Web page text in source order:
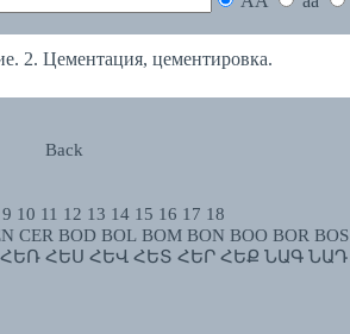
Цементация, цементировка.
Back
9 10 11 12 13 14 15 16 17 18
CER BOD BOL BOM BON BOO BOR BOS
ՀԵՌ ՀԵՍ ՀԵՎ ՀԵՏ ՀԵՐ ՀԵՔ ՆԱԳ ՆԱԴ